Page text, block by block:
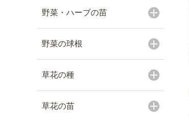
野菜・ハーブの苗
野菜の球根
草花の種
草花の苗